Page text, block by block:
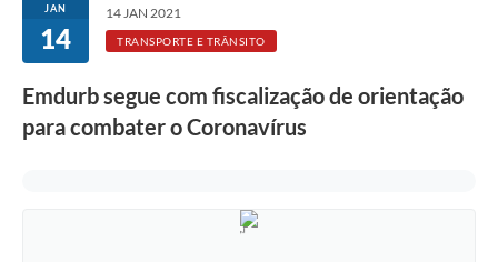
JAN
14
14 JAN 2021
TRANSPORTE E TRÂNSITO
Emdurb segue com fiscalização de orientação
para combater o Coronavírus